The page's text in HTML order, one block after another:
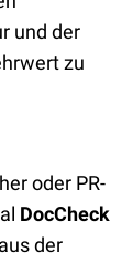
und der
zu
oder PR-
DocCheck
der